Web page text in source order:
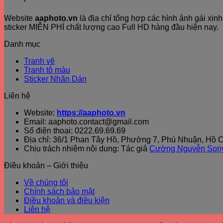
Website aaphoto.vn là địa chỉ tổng hợp các hình ảnh gái
sticker MIỄN PHÍ chất lượng cao Full HD hàng đầu hiện nay.
Danh mục
Tranh vẽ
Tranh tô màu
Sticker Nhãn Dán
Liên hệ
Website: https://aaphoto.vn
Email: aaphoto.contact@gmail.com
Số điện thoại: 0222.69.69.69
Địa chỉ: 36/1 Phan Tây Hồ, Phường 7, Phú Nhuận, Hồ
Chịu trách nhiệm nội dung: Tác giả Cường Nguyễn
Điều khoản – Giới thiệu
Về chúng tôi
Chính sách bảo mật
Điều khoản và điều kiện
Liên hệ